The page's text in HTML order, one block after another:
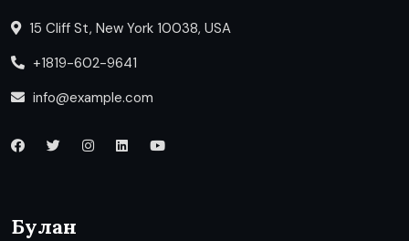
15 Cliff St, New York 10038, USA
+1819-602-9641
info@example.com
Булан